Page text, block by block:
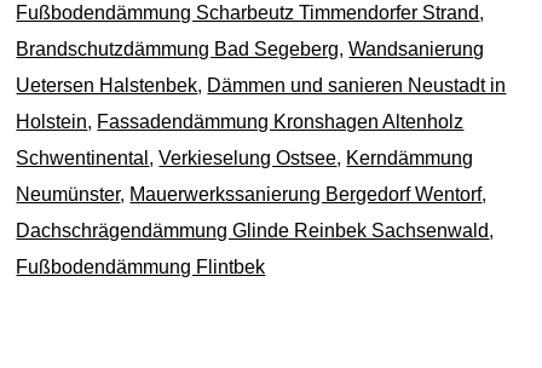
Fußbodendämmung Scharbeutz Timmendorfer Strand,
Brandschutzdämmung Bad Segeberg,Wandsanierung
Uetersen Halstenbek, Dämmen und sanieren Neustadt in
Holstein, Fassadendämmung Kronshagen Altenholz
Schwentinental ,Verkieselung Ostsee, Kerndämmung
Neumünster, Mauerwerkssanierung Bergedorf Wentorf,
Dachschrägendämmung Glinde Reinbek Sachsenwald,
Fußbodendämmung Flintbek